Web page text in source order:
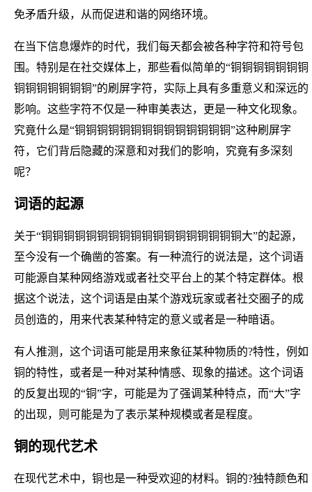
免矛盾升级，从而促进和谐的网络环境。
在当下信息爆炸的时代，我们每天都会被各种字符和符号包
围。特别是在社交媒体上，那些看似简单的“铜铜铜铜铜铜铜
铜铜铜铜铜铜铜”的刷屏字符，实际上具有多重意义和深远的
影响。这些字符不仅是一种审美表达，更是一种文化现象。
究竟什么是“铜铜铜铜铜铜铜铜铜铜铜铜铜铜”这种刷屏字
符，它们背后隐藏的深意和对我们的影响，究竟有多深刻
呢？
词语的起源
关于“铜铜铜铜铜铜铜铜铜铜铜铜铜铜铜铜铜铜大”的起源，
至今没有一个确凿的答案。有一种流行的说法是，这个词语
可能源自某种网络游戏或者社交平台上的某个特定群体。根
据这个说法，这个词语是由某个游戏玩家或者社交圈子的成
员创造的，用来代表某种特定的意义或者是一种暗语。
有人推测，这个词语可能是用来象征某种物质的?特性，例如
铜的特性，或者是一种对某种情感、现象的描述。这个词语
的反复出现的“铜”字，可能是为了强调某种特点，而“大”字
的出现，则可能是为了表示某种规模或者是程度。
铜的现代艺术
在现代艺术中，铜也是一种受欢迎的材料。铜的?独特颜色和